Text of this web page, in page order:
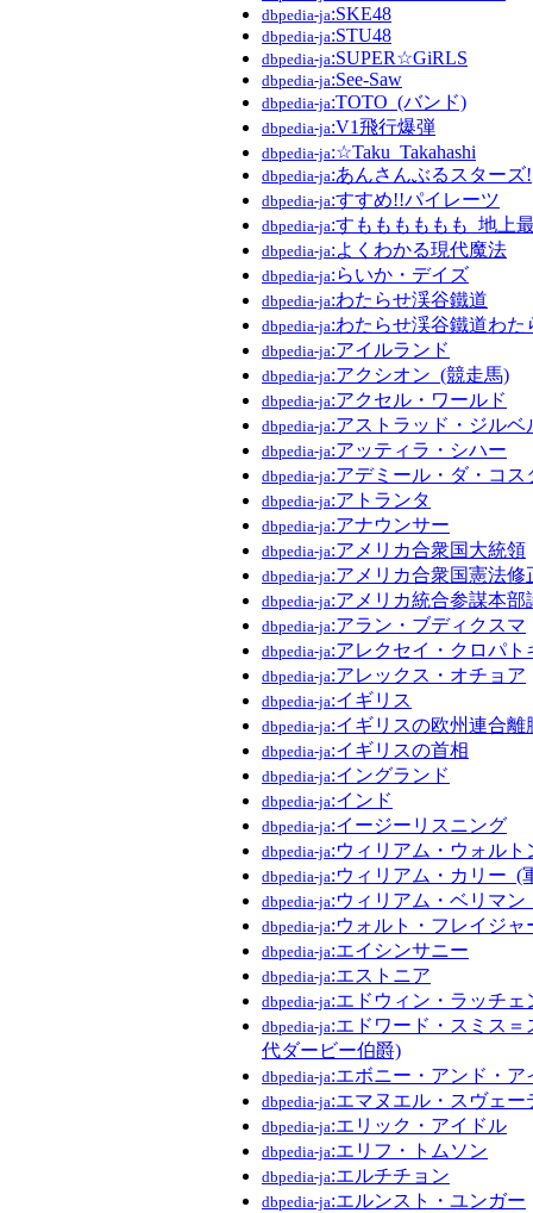
dbpedia-ja:SKE48
dbpedia-ja:STU48
dbpedia-ja:SUPER☆GiRLS
dbpedia-ja:See-Saw
dbpedia-ja:TOTO_(バンド)
dbpedia-ja:V1飛行爆弾
dbpedia-ja:☆Taku_Takahashi
dbpedia-ja:あんさんぶるスターズ!
dbpedia-ja:すすめ!!パイレーツ
dbpedia-ja:すもももももも_地上
dbpedia-ja:よくわかる現代魔法
dbpedia-ja:らいか・デイズ
dbpedia-ja:わたらせ渓谷鐵道
dbpedia-ja:わたらせ渓谷鐵道わた
dbpedia-ja:アイルランド
dbpedia-ja:アクシオン_(競走馬)
dbpedia-ja:アクセル・ワールド
dbpedia-ja:アストラッド・ジルベ
dbpedia-ja:アッティラ・シハー
dbpedia-ja:アデミール・ダ・コス
dbpedia-ja:アトランタ
dbpedia-ja:アナウンサー
dbpedia-ja:アメリカ合衆国大統領
dbpedia-ja:アメリカ合衆国憲法修
dbpedia-ja:アメリカ統合参謀本部
dbpedia-ja:アラン・ブディクスマ
dbpedia-ja:アレクセイ・クロパト
dbpedia-ja:アレックス・オチョア
dbpedia-ja:イギリス
dbpedia-ja:イギリスの欧州連合離
dbpedia-ja:イギリスの首相
dbpedia-ja:イングランド
dbpedia-ja:インド
dbpedia-ja:イージーリスニング
dbpedia-ja:ウィリアム・ウォルト
dbpedia-ja:ウィリアム・カリー_(
dbpedia-ja:ウィリアム・ベリマン
dbpedia-ja:ウォルト・フレイジャ
dbpedia-ja:エイシンサニー
dbpedia-ja:エストニア
dbpedia-ja:エドウィン・ラッチェ
dbpedia-ja:エドワード・スミス＝
代ダービー伯爵)
dbpedia-ja:エボニー・アンド・ア
dbpedia-ja:エマヌエル・スヴェー
dbpedia-ja:エリック・アイドル
dbpedia-ja:エリフ・トムソン
dbpedia-ja:エルチチョン
dbpedia-ja:エルンスト・ユンガー